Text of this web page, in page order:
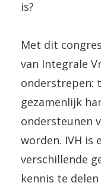
is?
Met dit
van Integrale
onderstrepen:
gezamenlijk
ondersteunen
worden. IVH is
verschillende
kennis te